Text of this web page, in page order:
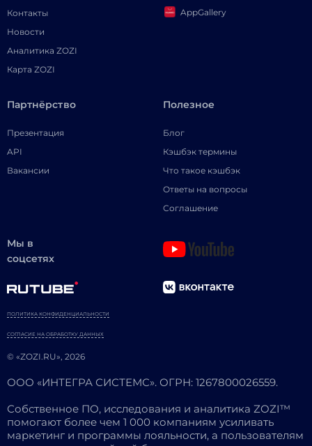
Контакты
Новости
Аналитика ZOZI
Карта ZOZI
AppGallery
Партнёрство
Презентация
API
Вакансии
Полезное
Блог
Кэшбэк термины
Что такое кэшбэк
Ответы на вопросы
Соглашение
Мы в
соцсетях
© «ZOZI.RU», 2026
ПОЛИТИКА КОНФИДЕНЦИАЛЬНОСТИ
СОГЛАСИЕ НА ОБРАБОТКУ ДАННЫХ
ООО «ИНТЕГРА СИСТЕМС». ОГРН: 1267800026559.
Собственное ПО, исследования и аналитика ZOZI™
помогают более чем 1 000 компаниям усиливать
маркетинг и программы лояльности, а пользователям